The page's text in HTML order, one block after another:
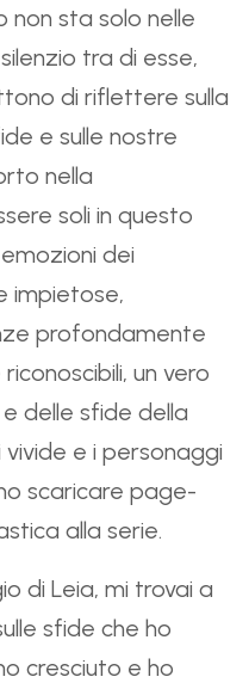
non sta solo nelle
tra di esse,
di riflettere sulla
e sulle nostre
nella
soli in questo
dei
impietose,
profondamente
un vero
delle sfide della
e i personaggi
scaricare page-
alla serie.
di Leia, mi trovai a
sfide che ho
cresciuto e ho